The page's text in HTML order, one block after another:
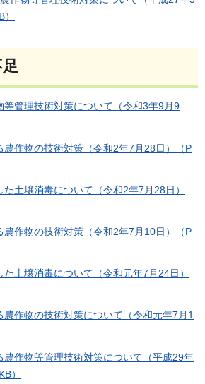
等管理技術対策について（令和3年9月9
農作物の技術対策（令和2年7月28日）（P
土壌消毒について（令和2年7月28日）
農作物の技術対策（令和2年7月10日）（P
土壌消毒について（令和元年7月24日）
農作物の技術対策について（令和元年7月1
農作物等管理技術対策について（平成29年
）